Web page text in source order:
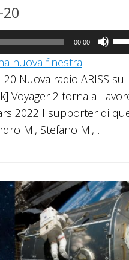
00:00
i
per
il
nuova finestra
Nuova radio ARISS su
Voyager 2 torna al
2022 I supporter di
M., Stefano M.,...